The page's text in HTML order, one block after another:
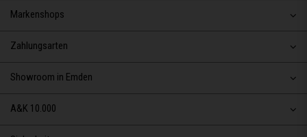
Markenshops
Zahlungsarten
Showroom in Emden
A&K 10.000